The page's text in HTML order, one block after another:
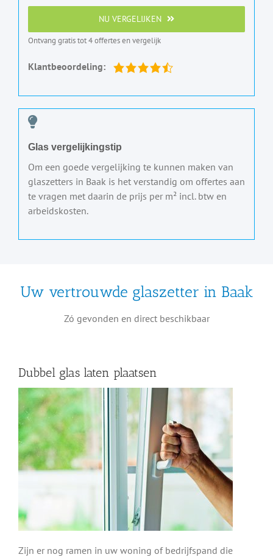
NU VERGELIJKEN
Ontvang gratis tot 4 offertes en vergelijk
Klantbeoordeling:
Glas vergelijkingstip
Om een goede vergelijking te kunnen maken van
glaszetters in Baak is het verstandig om offertes aan
te vragen met daarin de prijs per m² incl. btw en
arbeidskosten.
Uw vertrouwde glaszetter in Baak
Zó gevonden en direct beschikbaar
Dubbel glas laten plaatsen
Zijn er nog ramen in uw woning of bedrijfspand die